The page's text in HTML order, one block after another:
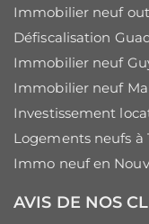
Immobilier neuf
Défiscalisation
Immobilier neuf
Immobilier neuf
Investissement
Logements neufs à
Immo neuf en
AVIS DE NOS